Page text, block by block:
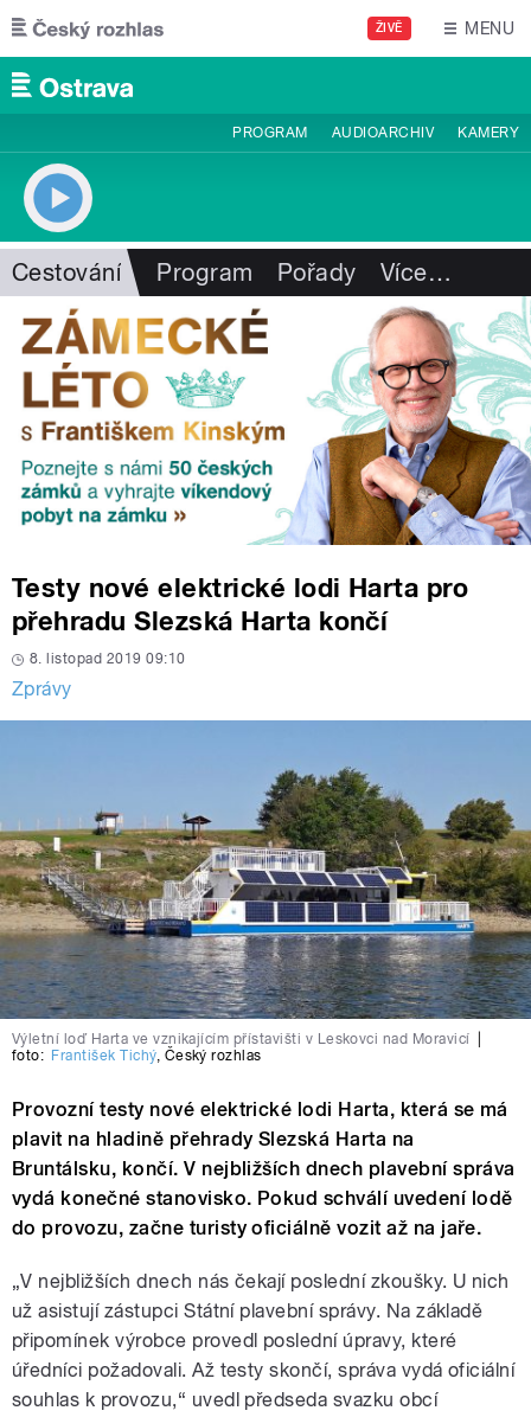
Přejít k hlavnímu obsahu
ŽIVĚ MENU
PROGRAM AUDIOARCHIV KAMERY
Cestování Program Pořady Více…
Testy nové elektrické lodi Harta pro
přehradu Slezská Harta končí
8. listopad 2019 09:10
Zprávy
Výletní loď Harta ve vznikajícím přístavišti v Leskovci nad Moravicí
foto: František Tichý, Český rozhlas
Provozní testy nové elektrické lodi Harta, která se má
plavit na hladině přehrady Slezská Harta na
Bruntálsku, končí. V nejbližších dnech plavební správa
vydá konečné stanovisko. Pokud schválí uvedení lodě
do provozu, začne turisty oficiálně vozit až na jaře.
„V nejbližších dnech nás čekají poslední zkoušky. U nich
už asistují zástupci Státní plavební správy. Na základě
připomínek výrobce provedl poslední úpravy, které
úředníci požadovali. Až testy skončí, správa vydá oficiální
souhlas k provozu,“ uvedl předseda svazku obcí